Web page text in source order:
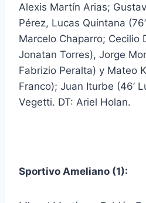
Alexis Martín Arias;
Pérez, Lucas Quintana
Marcelo Chaparro; Cecilio
Jonatan Torres), Jorge
Fabrizio Peralta) y Mateo
Franco); Juan Iturbe (46’
Vegetti. DT: Ariel Holan.
Sportivo Ameliano (1):